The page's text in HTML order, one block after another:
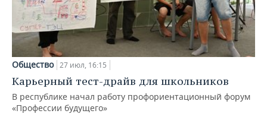
Общество 27 июл, 16:15
Карьерный тест-драйв для школьников
В республике начал работу профориентационный форум
«Профессии будущего»